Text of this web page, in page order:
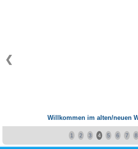
Willkommen im alten/neuen
❮
1 2 3 4 5 6 7 8